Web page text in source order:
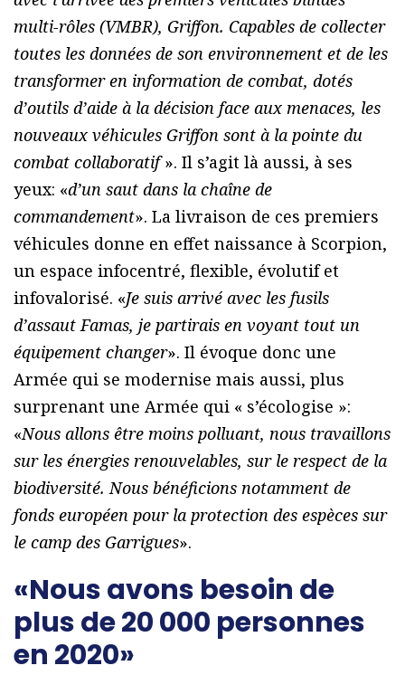
multi-rôles (VMBR), Griffon. Capables de collecter
toutes les données de son environnement et de les
transformer en information de combat, dotés
d’outils d’aide à la décision face aux menaces, les
nouveaux véhicules Griffon sont à la pointe du
combat collaboratif». Il s’agit là aussi, à ses
yeux: «d’un saut dans la chaîne de
commandement». La livraison de ces premiers
véhicules donne en effet naissance à Scorpion,
un espace infocentré, flexible, évolutif et
infovalorisé. «Je suis arrivé avec les fusils
d’assaut Famas, je partirais en voyant tout un
équipement changer». Il évoque donc une
Armée qui se modernise mais aussi, plus
surprenant une Armée qui « s’écologise »:
«Nous allons être moins polluant, nous travaillons
sur les énergies renouvelables, sur le respect de la
biodiversité. Nous bénéficions notamment de
fonds européen pour la protection des espèces sur
le camp des Garrigues».
«Nous avons besoin de
plus de 20 000 personnes
en 2020»